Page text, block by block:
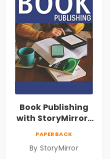
Book Publishing
with StoryMirror |
PAPERBACK
By StoryMirror